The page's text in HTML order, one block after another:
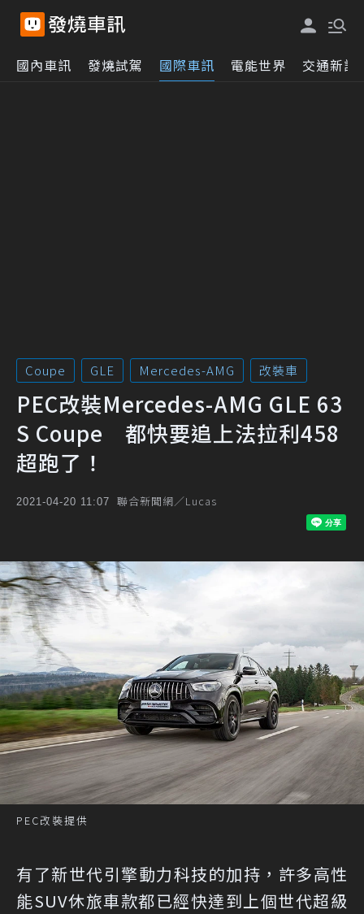
國內車訊 發燒試駕 國際車訊 電能世界 交通新訊
Coupe GLE Mercedes-AMG 改裝車
PEC改裝Mercedes-AMG GLE 63
S Coupe 都快要追上法拉利458
超跑了！
2021-04-20 11:07 聯合新聞網／Lucas
PEC改裝提供
有了新世代引擎動力科技的加持，許多高性
能SUV休旅車款都已經快達到上個世代超級